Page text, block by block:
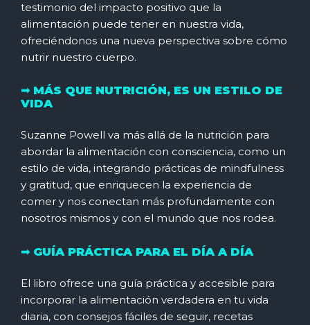
testimonio del impacto positivo que la
alimentación puede tener en nuestra vida,
ofreciéndonos una nueva perspectiva sobre cómo
nutrir nuestro cuerpo.
➟ MÁS QUE NUTRICIÓN, ES UN ESTILO DE
VIDA
Suzanne Powell va más allá de la nutrición para
abordar la alimentación con consciencia, como un
estilo de vida, integrando prácticas de mindfulness
y gratitud, que enriquecen la experiencia de
comer y nos conectan más profundamente con
nosotros mismos y con el mundo que nos rodea.
➟ GUÍA PRÁCTICA PARA EL DÍA A DÍA
El libro ofrece una guía práctica y accesible para
incorporar la alimentación verdadera en tu vida
diaria, con consejos fáciles de seguir, recetas